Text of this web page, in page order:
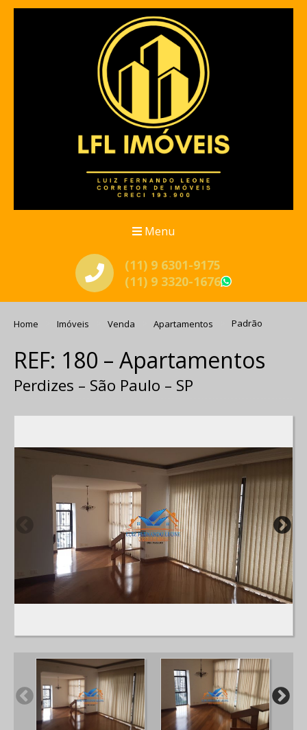
Menu
(11) 9 6301-9175
(11) 9 3320-1676
Home Imóveis Venda Apartamentos Padrão
REF: 180 – Apartamentos
Perdizes – São Paulo – SP